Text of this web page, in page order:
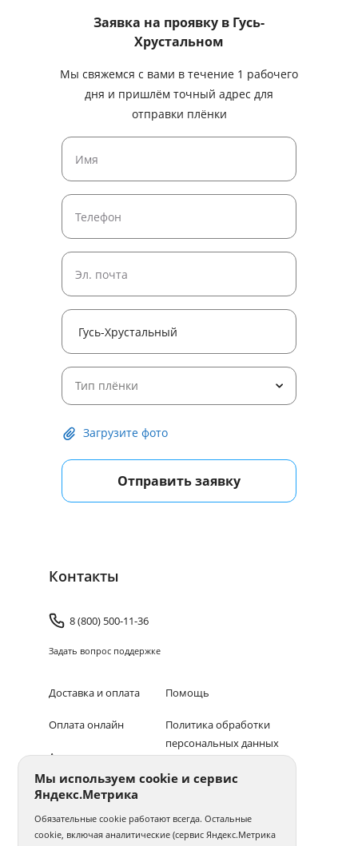
Заявка на проявку в Гусь-
Хрустальном
Мы свяжемся с вами в течение 1 рабочего
дня и пришлём точный адрес для
отправки плёнки
Тип плёнки
Загрузите фото
Отправить заявку
Доставка и оплата
Оплата онлайн
Адреса салонов
Помощь
Политика обработки
персональных данных
Контакты
8 (800) 500-11-36
Задать вопрос поддержке
© 1994–2026 Фотосфера.
Все права защищены
Мы используем cookie и сервис
Яндекс.Метрика
Обязательные cookie работают всегда. Остальные
cookie, включая аналитические (сервис Яндекс.Метрика